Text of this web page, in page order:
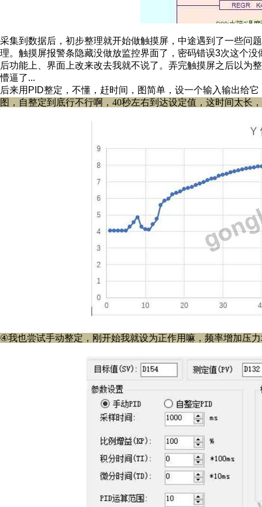
采集到数据后，初步整理就开始做触摸屏，中途遇到了一些问
理。触摸屏报警条隐藏没做放监控界面了，密码错误3次这个
后功能上、界面上改来改去我就不说了。 弄完触摸屏之后以为
懵逼了...
后来用PID整定，不懂，赶时间，图简单，设一个输入输出给
图，自整定到底行不行啊，40秒左右到达设定值，这时间太长
④我也尝试手动整定，刚开始我就设为正作用嘛，频率增加压